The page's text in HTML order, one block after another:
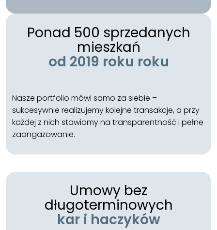
Ponad 500 sprzedanych
mieszkań
od 2019 roku roku
Nasze portfolio mówi samo za siebie –
sukcesywnie realizujemy kolejne transakcje, a przy
każdej z nich stawiamy na transparentność i pełne
zaangażowanie.
Umowy bez
długoterminowych
kar i haczyków